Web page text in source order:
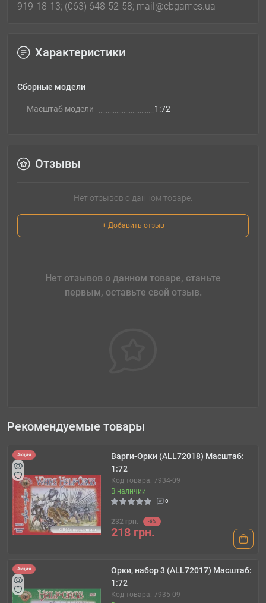
919-18-13; (063) 648-52-58; mail@cbgames.ua
Характеристики
Сборные модели
Масштаб модели 1:72
Отзывы
Нет отзывов о данном товаре.
+ Добавить отзыв
Нет отзывов о данном товаре, станьте
первым, оставьте свой отзыв.
Рекомендуемые товары
Акция
Варги-Орки (ALL72018) Масштаб:
1:72
Код товара: 7934-09
В наличии
0
232 грн. -6%
218 грн.
Акция
Орки, набор 3 (ALL72017) Масштаб:
1:72
Код товара: 7935-09